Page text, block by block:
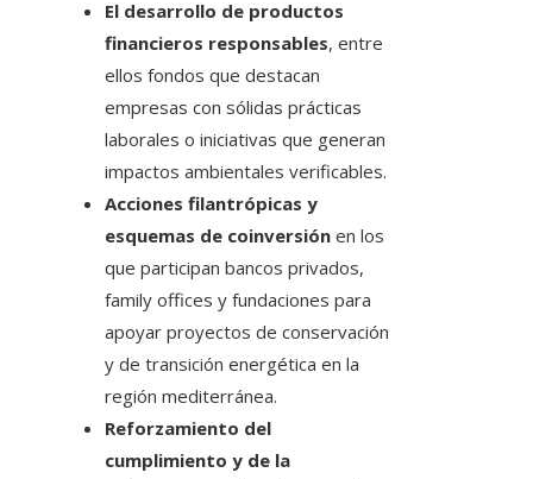
El desarrollo de productos
financieros responsables, entre
ellos fondos que destacan
empresas con sólidas prácticas
laborales o iniciativas que generan
impactos ambientales verificables.
Acciones filantrópicas y
esquemas de coinversión en los
que participan bancos privados,
family offices y fundaciones para
apoyar proyectos de conservación
y de transición energética en la
región mediterránea.
Reforzamiento del
cumplimiento y de la